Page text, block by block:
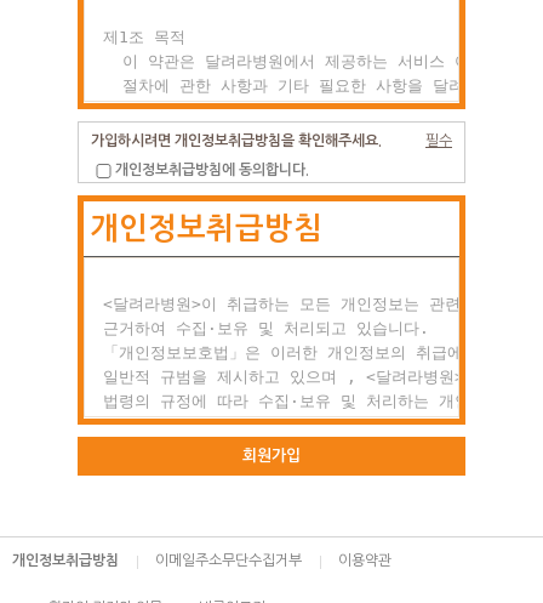
제1조 목적
  이 약관은 달려라병원에서 제공하는 서비스 이용조건 및
절차에 관한 사항과 기타 필요한 사항을 달려라병원과(
이용자의 권리, 의미 및 책임사항 등을 규정함을 목적
  합니다.
제2조 약관의 효력과 변경
(1) 이 약관은 이용자에게 공시함으로서 효력이 발생
(2) 달려라병원는 사정 변경의 경우와 영업상 중요사유
      전항과 같은 방법으로 효력이 발생합니다.
제3조 약관 외 준칙
  이 약관에 명시되지 않은 사항이 관계법령에 규정되어
  있을 경우에는 그 규정에 따릅니다.
○ 제2장 회원 가입과 서비스 이용
  양식을 작성하고 'ID'와 '비밀번호'를 발급받은 사람을
필수
가입하시려면 개인정보취급방침을 확인해주세요.
개인정보취급방침에 동의합니다.
개인정보취급방침
<달려라병원>이 취급하는 모든 개인정보는 관련 법령에
근거하여 수집·보유 및 처리되고 있습니다.
「개인정보보호법」은 이러한 개인정보의 취급에 대한
일반적 규범을 제시하고 있으며 , <달려라병원>은 이러한
법령의 규정에 따라 수집·보유 및 처리하는 개인정보를
공공업무의 적절한 수행과 정보주체의 권익을 보호하기
위해 적법하고 적정하게 취급할 것입니다.
권익의 침해 등에 대하여 행정심판법에서 정하는 바에 따
회원가입
개인정보취급방침 이메일주소무단수집거부 이용약관